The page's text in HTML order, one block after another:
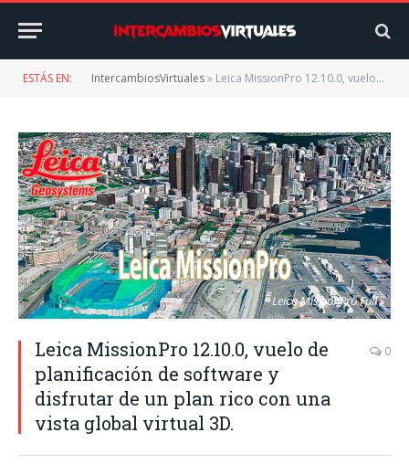
ESTÁS EN: IntercambiosVirtuales» Leica MissionPro 12.10.0, vuelo de planificación de software y disfrutar de un plan rico con una vista global virtual 3D.
Leica MissionPro Full
Leica MissionPro 12.10.0, vuelo de
planificación de software y
disfrutar de un plan rico con una
vista global virtual 3D.
0